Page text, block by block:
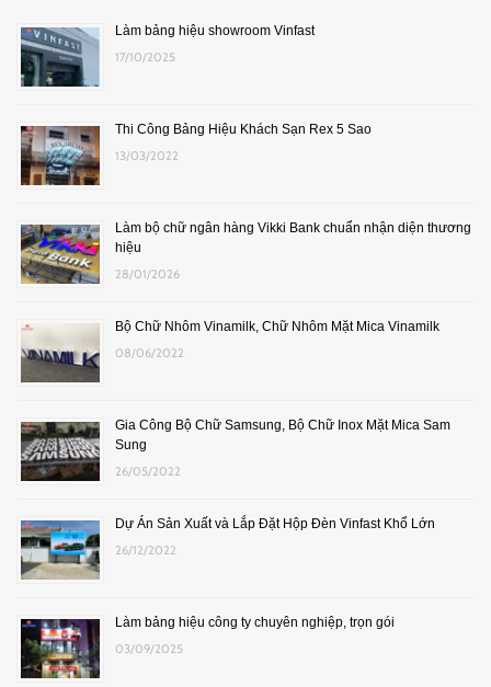
Làm bảng hiệu showroom Vinfast
17/10/2025
Thi Công Bảng Hiệu Khách Sạn Rex 5 Sao
13/03/2022
Làm bộ chữ ngân hàng Vikki Bank chuẩn nhận diện thương
hiệu
28/01/2026
Bộ Chữ Nhôm Vinamilk, Chữ Nhôm Mặt Mica Vinamilk
08/06/2022
Gia Công Bộ Chữ Samsung, Bộ Chữ Inox Mặt Mica Sam
Sung
26/05/2022
Dự Án Sản Xuất và Lắp Đặt Hộp Đèn Vinfast Khổ Lớn
26/12/2022
Làm bảng hiệu công ty chuyên nghiệp, trọn gói
03/09/2025